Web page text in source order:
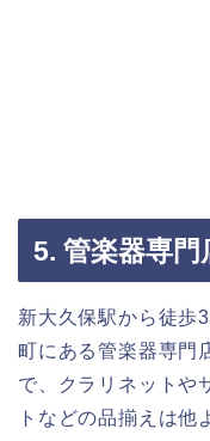
5. 管楽器専門
新大久保駅から徒歩
町にある管楽器専門
で、クラリネットや
トなどの品揃えは他